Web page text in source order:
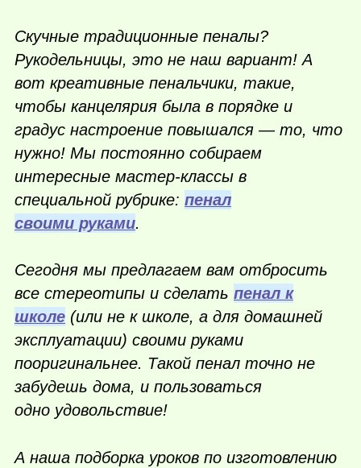
Скучные традиционные пеналы?
Рукодельницы, это не наш вариант! А
вот креативные пенальчики, такие,
чтобы канцелярия была в порядке и
градус настроение повышался — то, что
нужно! Мы постоянно собираем
интересные мастер-классы в
специальной рубрике: пенал
своими руками.
Сегодня мы предлагаем вам отбросить
все стереотипы и сделать пенал к
школе (или не к школе, а для домашней
эксплуатации) своими руками
пооригинальнее. Такой пенал точно не
забудешь дома, и пользоваться
одно удовольствие!
А наша подборка уроков по изготовлению